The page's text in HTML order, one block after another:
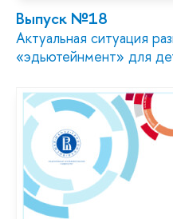
Выпуск №18
Актуальная ситуация
«эдьютейнмент» для